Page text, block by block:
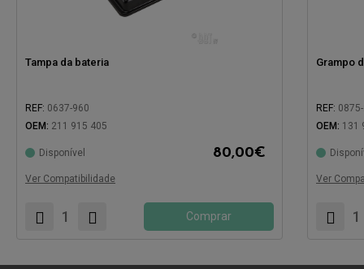
Tampa da bateria
REF: 0637-960
OEM: 211 915 405
Disponível 80,00€
Ver Compatibilidade
Comprar
Grampo
REF:
OEM: 131
Ver